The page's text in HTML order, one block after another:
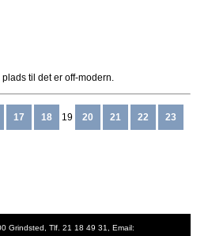
til det er off-modern.
17 18 19 20 21 22 23
Grindsted, Tlf. 21 18 49 31, Email: